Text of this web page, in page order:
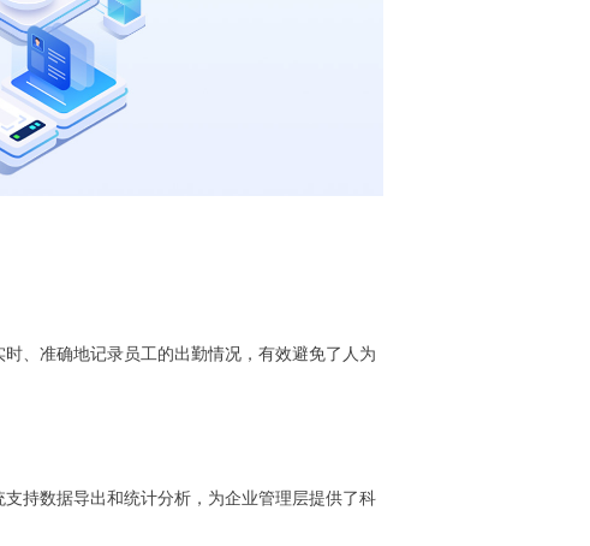
、准确地记录员工的出勤情况，有效避免了人为
持数据导出和统计分析，为企业管理层提供了科